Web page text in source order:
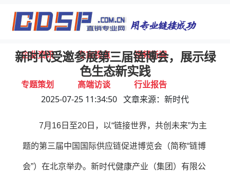
首页 独家报道 行业动态
企业资讯 专家视点 视频新闻
专题策划 高端访谈 行业报告
新时代受邀参展第三届链博会，展示绿
色生态新实践
2025-07-25 11:34:50 文章来源：新时代
7月16日至20日，以“链接世界，共创未来”为主
题的第三届中国国际供应链促进博览会（简称“链博
会”）在北京举办。新时代健康产业（集团）有限公